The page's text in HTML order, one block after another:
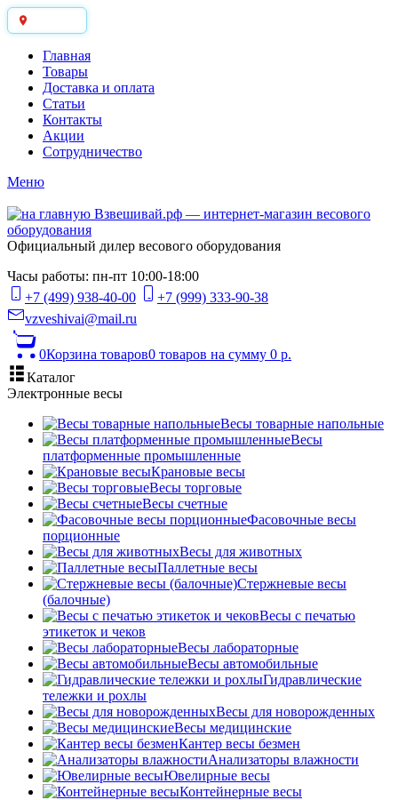
Главная
Товары
Доставка и оплата
Статьи
Контакты
Акции
Сотрудничество
Меню
Официальный дилер весового оборудования
Часы работы: пн-пт 10:00-18:00
+7 (499) 938-40-00
+7 (999) 333-90-38
vzveshivai@mail.ru
0Корзина товаров0 товаров на сумму 0 р.
Каталог
Электронные весы
Весы товарные напольные
Весы
платформенные промышленные
Крановые весы
Весы торговые
Весы счетные
Фасовочные весы
порционные
Весы для животных
Паллетные весы
Стержневые весы
(балочные)
Весы c печатью
этикеток и чеков
Весы лабораторные
Весы автомобильные
Гидравлические
тележки и рохлы
Весы для новорожденных
Весы медицинские
Кантер весы безмен
Анализаторы влажности
Ювелирные весы
Контейнерные весы